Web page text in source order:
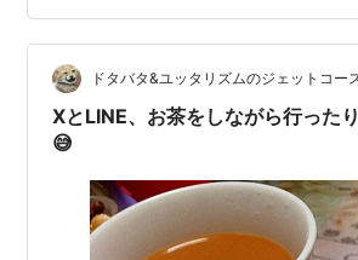
普通の会社で、これほど売れたなら 日
て…
ドタバタ&ユッタリズムのジェットコー
XとLINE、お茶をしながら行っ
😅